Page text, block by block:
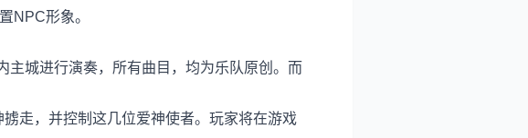
NPC形象。
城进行演奏，所有曲目，均为乐队原创。而
走，并控制这几位爱神使者。玩家将在游戏